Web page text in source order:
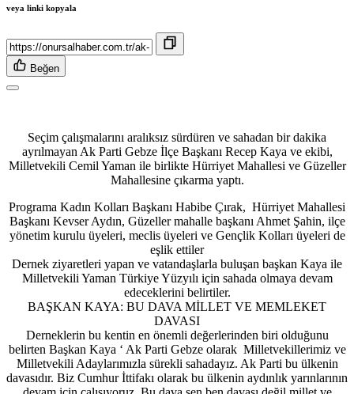
veya linki kopyala
Beğen
Seçim çalışmalarını aralıksız sürdüren ve sahadan bir dakika
ayrılmayan Ak Parti Gebze İlçe Başkanı Recep Kaya ve ekibi,
Milletvekili Cemil Yaman ile birlikte Hürriyet Mahallesi ve Güzeller
Mahallesine çıkarma yaptı.
Programa Kadın Kolları Başkanı Habibe Çırak, Hürriyet Mahallesi
Başkanı Kevser Aydın, Güzeller mahalle başkanı Ahmet Şahin, ilçe
yönetim kurulu üyeleri, meclis üyeleri ve Gençlik Kolları üyeleri de
eşlik ettiler
Dernek ziyaretleri yapan ve vatandaşlarla buluşan başkan Kaya ile
Milletvekili Yaman Türkiye Yüzyılı için sahada olmaya devam
edeceklerini belirtiler.
BAŞKAN KAYA: BU DAVA MİLLET VE MEMLEKET
DAVASI
Derneklerin bu kentin en önemli değerlerinden biri olduğunu
belirten Başkan Kaya ‘ Ak Parti Gebze olarak Milletvekillerimiz ve
Milletvekili Adaylarımızla sürekli sahadayız. Ak Parti bu ülkenin
davasıdır. Biz Cumhur İttifakı olarak bu ülkenin aydınlık yarınlarının